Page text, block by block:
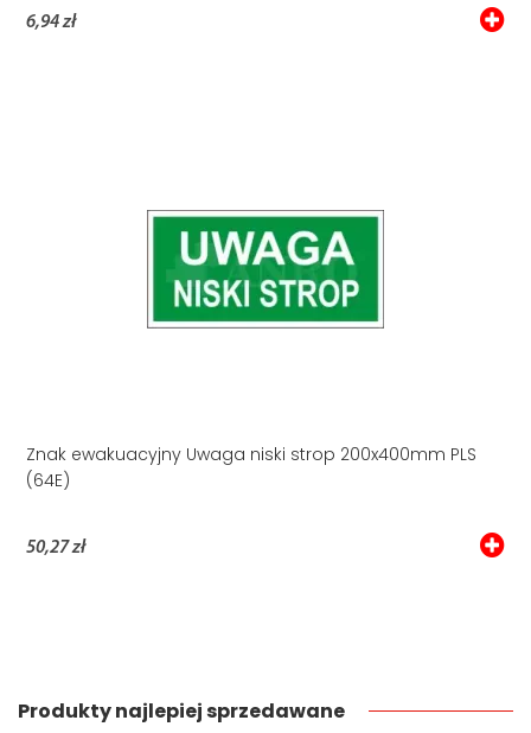
6,94 zł
Znak ewakuacyjny Uwaga niski strop 200x400mm PLS
(64E)
50,27 zł
Produkty najlepiej sprzedawane